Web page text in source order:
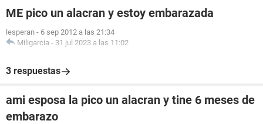
ME pico un alacran y estoy embarazada
lesperan - 6 sep 2012 a las 21:34
Miligarcia - 31 jul 2023 a las 11:02
3 respuestas
ami esposa la pico un alacran y tine 6 meses de
embarazo